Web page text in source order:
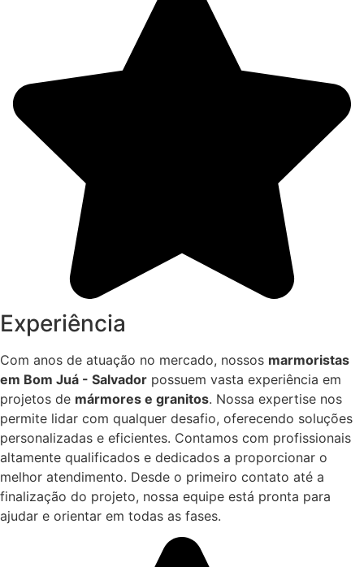
Experiência
Com anos de atuação no mercado, nossos marmoristas
em Bom Juá - Salvador possuem vasta experiência em
projetos de mármores e granitos. Nossa expertise nos
permite lidar com qualquer desafio, oferecendo soluções
personalizadas e eficientes. Contamos com profissionais
altamente qualificados e dedicados a proporcionar o
melhor atendimento. Desde o primeiro contato até a
finalização do projeto, nossa equipe está pronta para
ajudar e orientar em todas as fases.